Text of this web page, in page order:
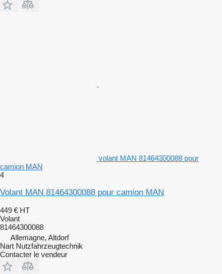
volant MAN 81464300088 pour
camion MAN
4
Volant MAN 81464300088 pour camion MAN
449 € HT
Volant
81464300088
Allemagne, Altdorf
Nart Nutzfahrzeugtechnik
Contacter le vendeur